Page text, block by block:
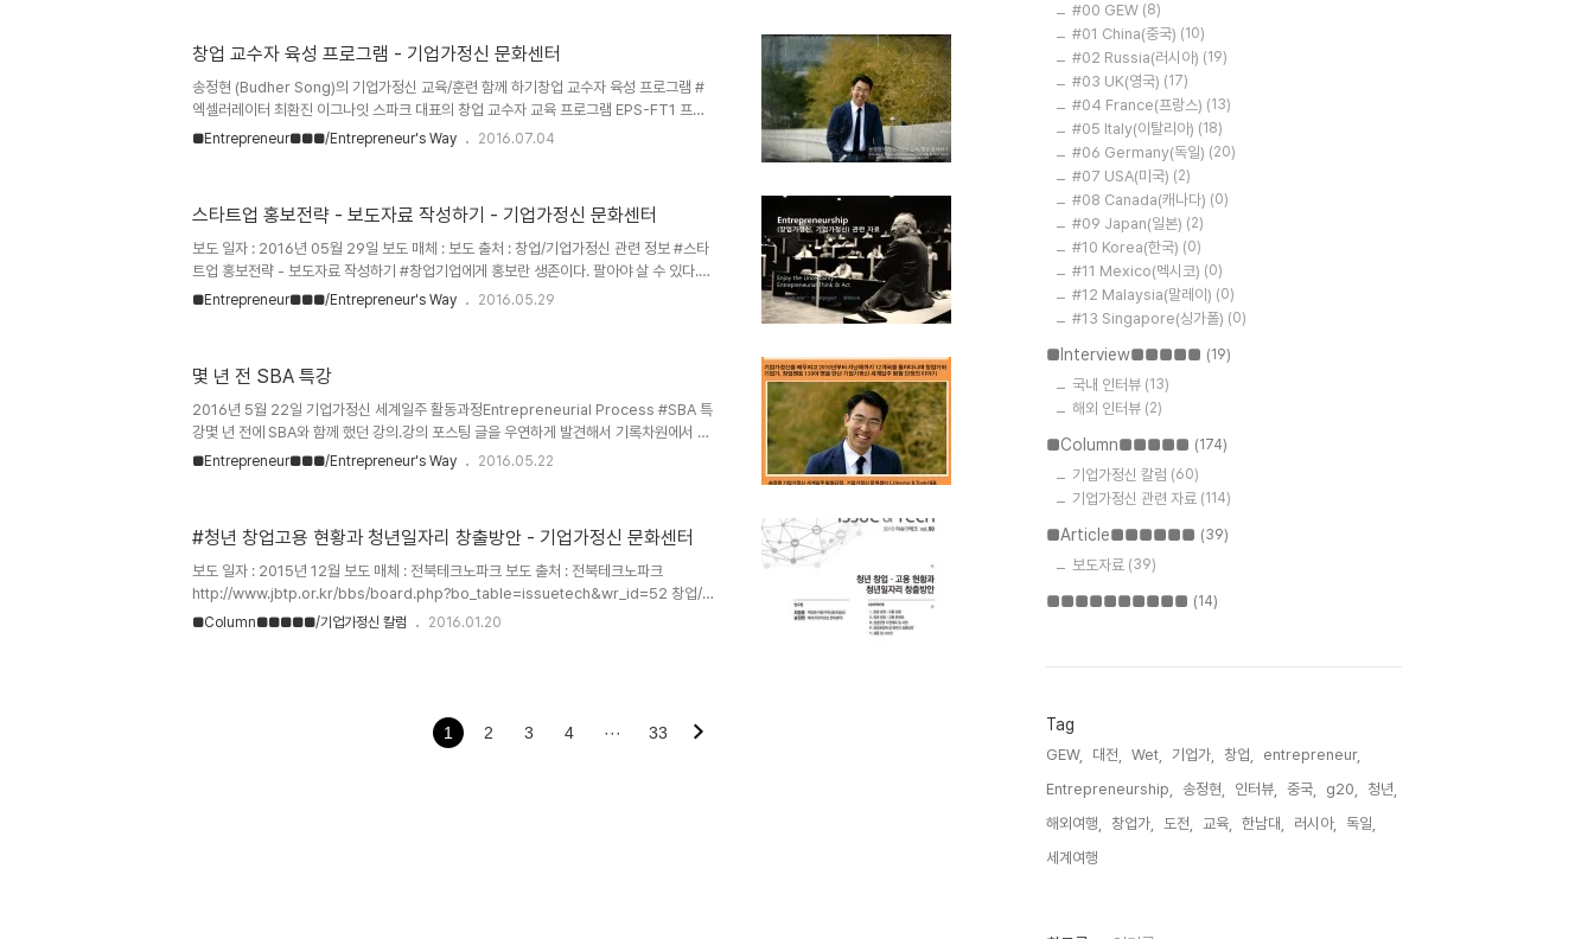
[Entrepreneurial Culture Center] *Homepage : www.wet.or.kr*Twitter :
들의 창업과 도전 사례 인터..
창업 교수자 육성 프로그램 - 기업가정신 문화센터
송정현 (Budher Song)의 기업가정신 교육/훈련 함께 하기창업 교수자 육성 프로그램 ‪#‎
엑셀러레이터‬ 최환진 이그나잇 스파크 대표의 창업 교수자 교육 프로그램 EPS-FT1 프로
그램, 내일(7월 5일 18:00)까지 조기 신청 마감하도록 하겠습니다.신청 :
고 조기 마감하도록 하겠습니다. 창업 및 비지니스 교육자를 위한 교육! 수준 높은 다양한
교수방법을 학습할 수 있는 좋은 기회입니다. -인원 : 10명(소그룹으로만 ..
■Entrepreneur■■■/Entrepreneur's Way 2016.07.04
스타트업 홍보전략 - 보도자료 작성하기 - 기업가정신 문화센터
보도 일자 : 2016년 05월 29일 보도 매체 : 보도 출처 : 창업/기업가정신 관련 정보 #스타
트업 홍보전략 - 보도자료 작성하기 #창업기업에게 홍보란 생존이다. 팔아야 살 수 있다.
팔아야 존재할 수 있다. 팔릴 제품/서비스를 기획하고 만드는 것은 생존을 위한 기본이다.
고 설득하고 지갑을 열도록 할까? 그건 나도 잘 모른다. 그저 늘 최대한 그들이 되는 수 밖
에. #가장 기본적인 대중 홍보활동은 언론미디어를 활용하는 것이다...
■Entrepreneur■■■/Entrepreneur's Way 2016.05.29
몇 년 전 SBA 특강
2016년 5월 22일 기업가정신 세계일주 활동과정Entrepreneurial Process #SBA 특
강몇 년 전에 SBA와 함께 했던 강의.강의 포스팅 글을 우연하게 발견해서 기록차원에서 업
로드. http://www.wiz.center/49 (Add Budher to your Linked-in / Facebook)
(영진미디어 2015)기술창업자용 신규 비지니스 모델링 워크북/툴킷 : 비지니스 모델..
■Entrepreneur■■■/Entrepreneur's Way 2016.05.22
#청년 창업고용 현황과 청년일자리 창출방안 - 기업가정신 문화센터
보도 일자 : 2015년 12월 보도 매체 : 전북테크노파크 보도 출처 : 전북테크노파크
http://www.jbtp.or.kr/bbs/board.php?bo_table=issuetech&wr_id=52 창업/
기업가정신 관련 정보 #청년 창업고용 현황과 청년일자리 창출방안 Issue & Tech 2015
■Column■■■■■/기업가정신 칼럼 2016.01.20
1 2 3 4 ··· 33
#00 GEW (8)
#01 China(중국) (10)
#02 Russia(러시아) (19)
#03 UK(영국) (17)
#04 France(프랑스) (13)
#05 Italy(이탈리아) (18)
#06 Germany(독일) (20)
#07 USA(미국) (2)
#08 Canada(캐나다) (0)
#09 Japan(일본) (2)
#10 Korea(한국) (0)
#11 Mexico(멕시코) (0)
#12 Malaysia(말레이) (0)
#13 Singapore(싱가폴) (0)
■Interview■■■■■ (19)
국내 인터뷰 (13)
해외 인터뷰 (2)
■Column■■■■■ (174)
기업가정신 칼럼 (60)
기업가정신 관련 자료 (114)
■Article■■■■■■ (39)
보도자료 (39)
■■■■■■■■■■ (14)
Tag
GEW, 대전, Wet, 기업가, 창업,
entrepreneur,
Entrepreneurship,
송정현, 인터뷰, 중국, g20,
청년,
해외여행,
창업가, 도전, 교육, 한남대, 러시아,
독일,
세계여행,